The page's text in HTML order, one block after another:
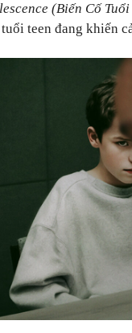
(Biến Cố
teen đang khiến